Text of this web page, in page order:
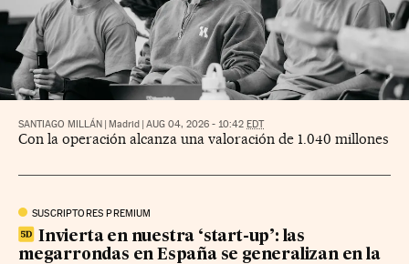
SANTIAGO MILLÁN | Madrid | AUG 04, 2026 - 10:42 EDT
Con la operación alcanza una valoración de 1.040 millones
SUSCRIPTORES PREMIUM
Invierta en nuestra ‘start-up’: las
megarrondas en España se generalizan en la